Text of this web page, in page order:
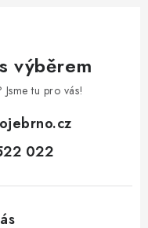
výběrem
tu pro vás!
022